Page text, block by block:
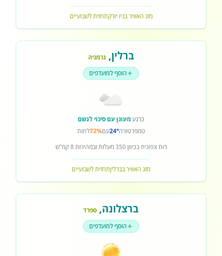
מזג האוויר בניו יורקתחזית לשבועיים
ברלין, גרמניה
הוסף למועדפים
כרגעמעונן עם סיכוי לגשם
טמפרטורה24°עם72%לחות
רוחצפוניתבכיוון350מעלות ובמהירות8קמ"ש
מזג האוויר בברליןתחזית לשבועיים
ברצלונה, ספרד
הוסף למועדפים